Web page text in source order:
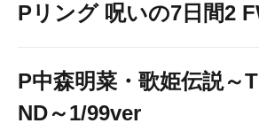
Pリング 呪いの7日間2
P中森明菜・歌姫伝説～
ND～1/99ver